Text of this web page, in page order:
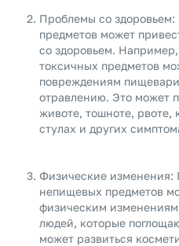
Проблемы со
предметов может
со здоровьем.
токсичных предметов
повреждениям
отравлению. Это может
животе, тошноте, рвоте,
стулах и других
Физические изменения:
непищевых предметов
физическим
людей, которые
может развиться